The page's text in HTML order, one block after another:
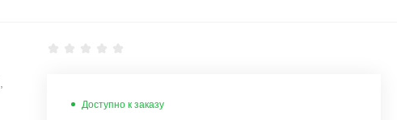
Доступно к заказу